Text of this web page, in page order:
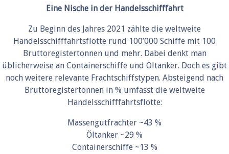
Eine Nische in der Handelsschifffahrt
Zu Beginn des Jahres 2021 zählte die weltweite
Handelsschifffahrtsflotte rund 100’000 Schiffe mit 100
Bruttoregistertonnen und mehr. Dabei denkt man
üblicherweise an Containerschiffe und Öltanker. Doch es gibt
noch weitere relevante Frachtschiffstypen. Absteigend nach
Bruttoregistertonnen in % umfasst die weltweite
Handelsschifffahrtsflotte:
Massengutfrachter ~43 %
Öltanker ~29 %
Containerschiffe ~13 %